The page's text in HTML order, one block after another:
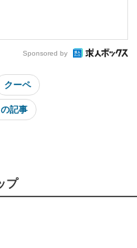
Sponsored by
クーペ
記事
プ